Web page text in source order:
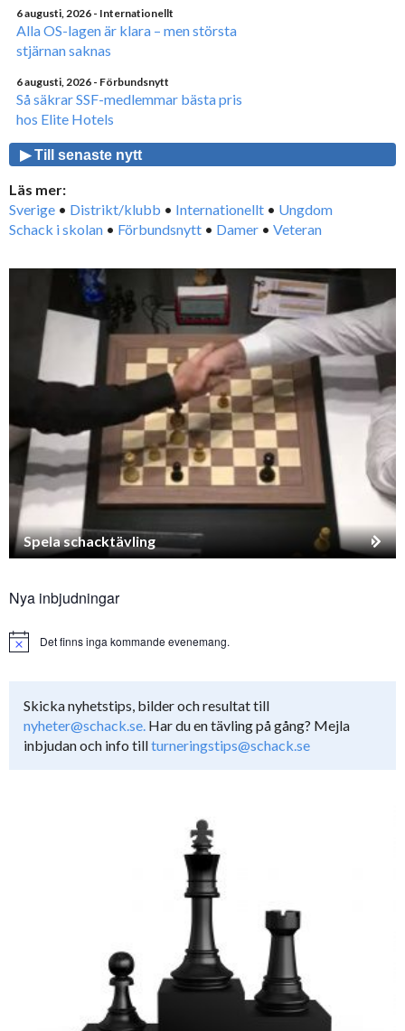
6 augusti, 2026 - Internationellt
Alla OS-lagen är klara – men största
stjärnan saknas
6 augusti, 2026 - Förbundsnytt
Så säkrar SSF-medlemmar bästa pris
hos Elite Hotels
▶ Till senaste nytt
Läs mer:
Sverige • Distrikt/klubb • Internationellt • Ungdom
Schack i skolan • Förbundsnytt • Damer • Veteran
Spela schacktävling
Nya inbjudningar
Notice Det finns inga kommande evenemang.
Skicka nyhetstips, bilder och resultat till
nyheter@schack.se. Har du en tävling på gång? Mejla
inbjudan och info tillturneringstips@schack.se